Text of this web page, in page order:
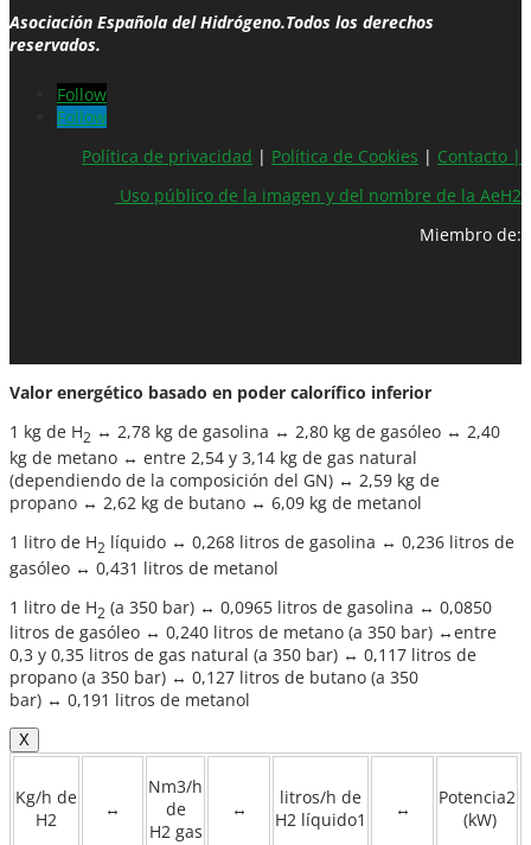
Asociación Española del Hidrógeno.Todos los derechos
reservados.
Follow
Follow
Política de privacidad | Política de Cookies | Contacto |
Uso público de la imagen y del nombre de la AeH2
Miembro de:
Valor energético basado en poder calorífico inferior
1 kg de H2 ↔ 2,78 kg de gasolina ↔ 2,80 kg de gasóleo ↔ 2,40
kg de metano ↔ entre 2,54 y 3,14 kg de gas natural
(dependiendo de la composición del GN) ↔ 2,59 kg de
propano ↔ 2,62 kg de butano ↔ 6,09 kg de metanol
1 litro de H2 líquido ↔ 0,268 litros de gasolina ↔ 0,236 litros de
gasóleo ↔ 0,431 litros de metanol
1 litro de H2 (a 350 bar) ↔ 0,0965 litros de gasolina ↔ 0,0850
litros de gasóleo ↔ 0,240 litros de metano (a 350 bar) ↔entre
0,3 y 0,35 litros de gas natural (a 350 bar) ↔ 0,117 litros de
propano (a 350 bar) ↔ 0,127 litros de butano (a 350
bar) ↔ 0,191 litros de metanol
X
Kg/h de
H2
↔
Nm3/h
de
H2 gas
↔
litros/h de
H2 líquido1
↔
Potencia2
(kW)